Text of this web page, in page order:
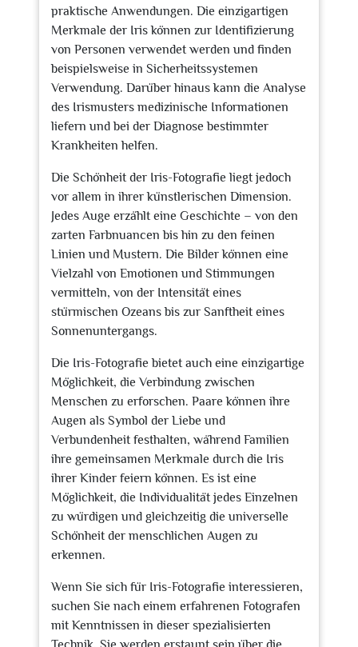
praktische Anwendungen. Die einzigartigen
Merkmale der Iris können zur Identifizierung
von Personen verwendet werden und finden
beispielsweise in Sicherheitssystemen
Verwendung. Darüber hinaus kann die Analyse
des Irismusters medizinische Informationen
liefern und bei der Diagnose bestimmter
Krankheiten helfen.
Die Schönheit der Iris-Fotografie liegt jedoch
vor allem in ihrer künstlerischen Dimension.
Jedes Auge erzählt eine Geschichte – von den
zarten Farbnuancen bis hin zu den feinen
Linien und Mustern. Die Bilder können eine
Vielzahl von Emotionen und Stimmungen
vermitteln, von der Intensität eines
stürmischen Ozeans bis zur Sanftheit eines
Sonnenuntergangs.
Die Iris-Fotografie bietet auch eine einzigartige
Möglichkeit, die Verbindung zwischen
Menschen zu erforschen. Paare können ihre
Augen als Symbol der Liebe und
Verbundenheit festhalten, während Familien
ihre gemeinsamen Merkmale durch die Iris
ihrer Kinder feiern können. Es ist eine
Möglichkeit, die Individualität jedes Einzelnen
zu würdigen und gleichzeitig die universelle
Schönheit der menschlichen Augen zu
erkennen.
Wenn Sie sich für Iris-Fotografie interessieren,
suchen Sie nach einem erfahrenen Fotografen
mit Kenntnissen in dieser spezialisierten